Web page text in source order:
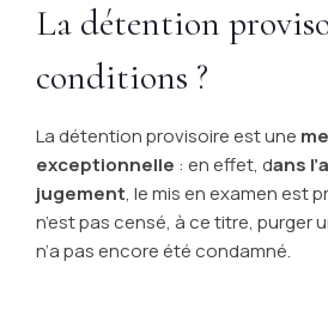
La détention
conditions ?
La détention provisoire est une
exceptionnelle : en effet, dans
jugement, le mis en examen est
n’est pas censé, à ce titre, purger
n’a pas encore été condamné.